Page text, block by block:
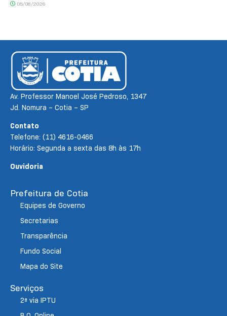
05/08/2026
Av. Professor Manoel José Pedroso, 1347
Jd. Nomura – Cotia – SP
Contato
Telefone: (11) 4616-0466
Horário: Segunda a sexta das 8h às 17h
Ouvidoria
Prefeitura de Cotia
Equipes de Governo
Secretarias
Transparência
Fundo Social
Mapa do Site
Serviços
2ª via IPTU